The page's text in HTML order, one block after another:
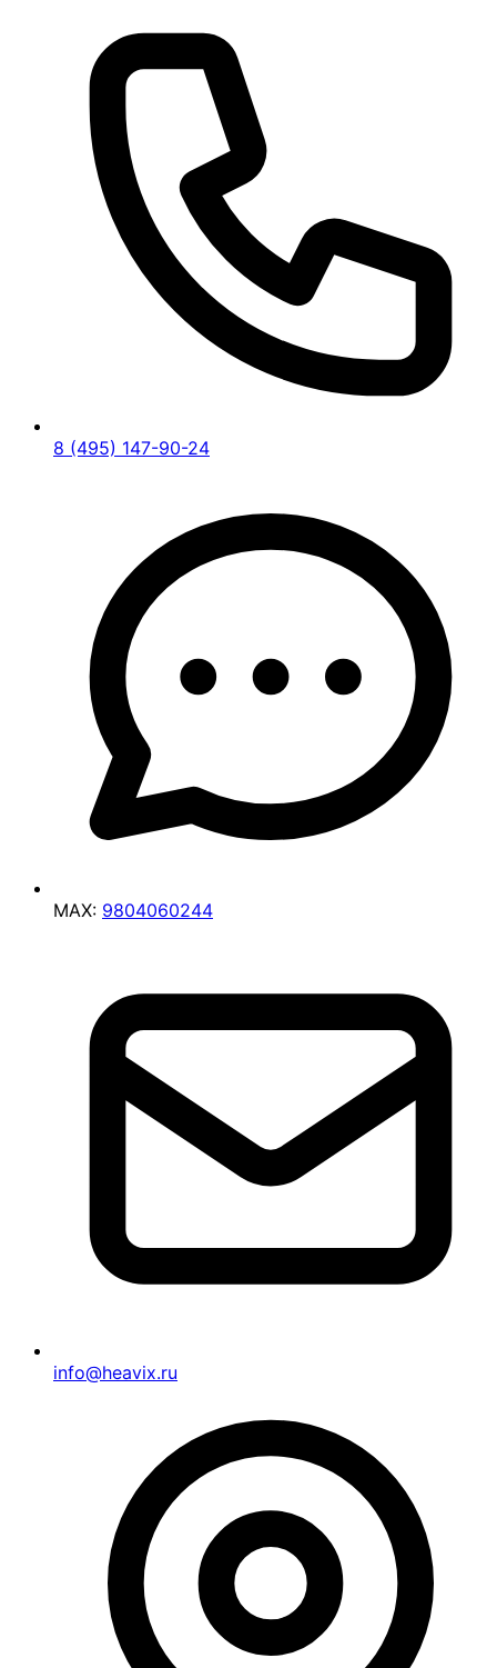
8 (495) 147-90-24
MAX: 9804060244
info@heavix.ru